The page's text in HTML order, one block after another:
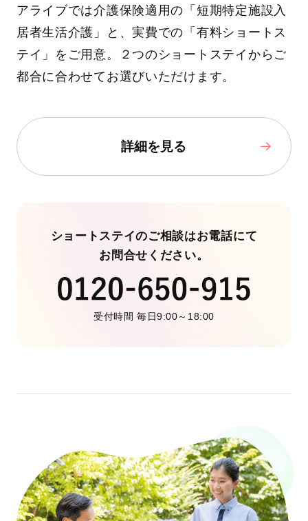
アライブでは介護保険適用の「短期特定施設入
居者生活介護」と、実費での「有料ショートス
テイ」をご用意。２つのショートステイからご
都合に合わせてお選びいただけます。
詳細を見る
ショートステイのご相談はお電話にて
お問合せください。
受付時間 毎日9:00～18:00